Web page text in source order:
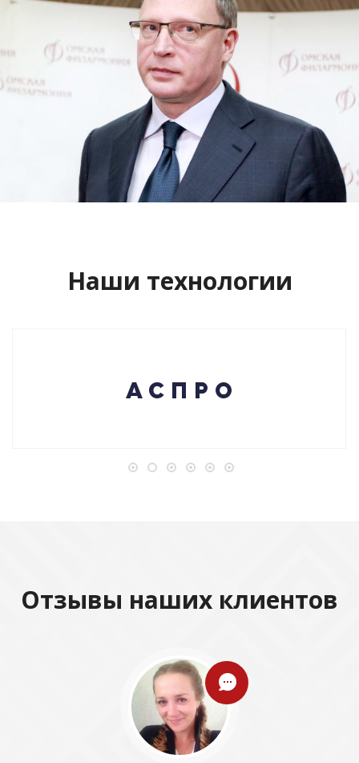
Сайт кандидата в губернаторы
Буркова Александра Леонидовича
Смотреть проект
Наши технологии
Отзывы наших клиентов